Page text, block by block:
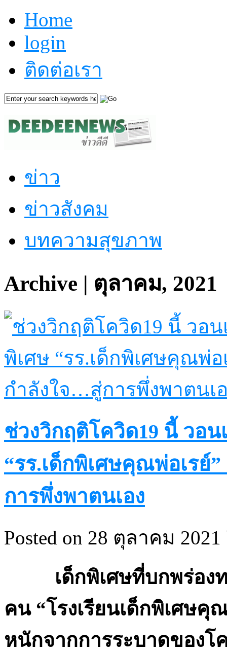
Home
login
ติดต่อเรา
ข่าว
ข่าวสังคม
บทความสุขภาพ
Archive | ตุลาคม, 2021
ช่วงวิกฤติโควิด19 นี้ วอ
“รร.เด็กพิเศษคุณพ่อเรย์
การพึ่งพาตนเอง
Posted on 28 ตุลาคม
เด็กพิเศษที่บกพร่องท
คน “โรงเรียนเด็กพิเศษคุ
หนักจากการระบาดของโ